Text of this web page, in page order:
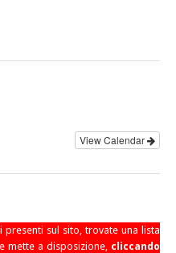
View Calendar
sul sito, trovate una lista
mette a disposizione, cliccando